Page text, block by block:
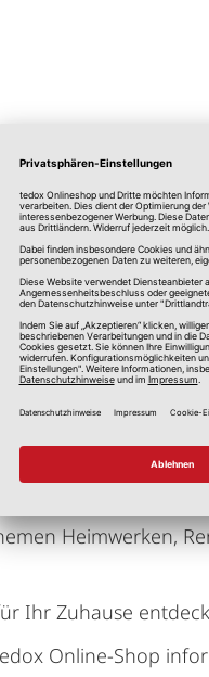
*Alle Preise in
Heimwerken,
Ihr Zuhause
Online-Shop